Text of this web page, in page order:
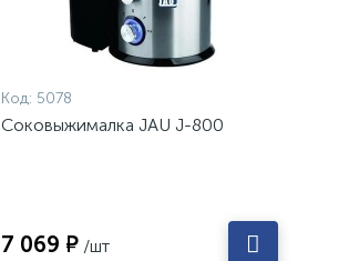
Код: 5078
Соковыжималка JAU J-800
7 069 ₽ /шт